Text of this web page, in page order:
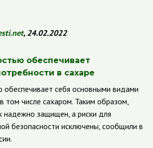
.net, 24.02.2022
обеспечивает
в сахаре
обеспечивает себя основными видами
том числе сахаром. Таким образом,
надежно защищен, а риски для
безопасности исключены, сообщили в